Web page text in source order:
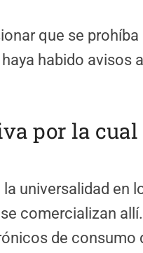
que se prohíba
habido avisos
por la
universalidad en
comercializan
de consumo